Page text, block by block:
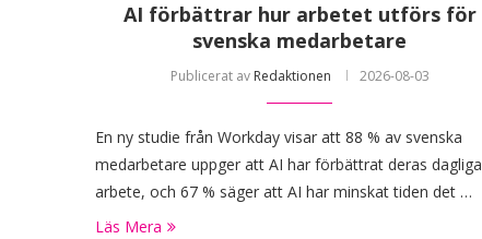
AI förbättrar hur arbetet utförs för
svenska medarbetare
Publicerat av Redaktionen 2026-08-03
En ny studie från Workday visar att 88 % av svenska
medarbetare uppger att AI har förbättrat deras dagliga
arbete, och 67 % säger att AI har minskat tiden det …
Läs Mera